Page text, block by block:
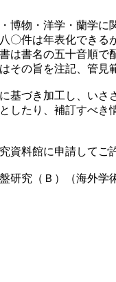
物・洋学・蘭学
〇件は年表化でき
は書名の五十音順
その旨を注記、管
づき加工し、い
したり、補訂すべ
料館に申請してご
研究（Ｂ）（海外